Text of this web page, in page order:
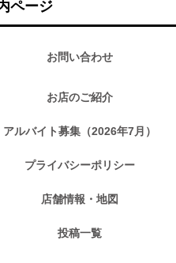
ページ
お問い合わせ
お店のご紹介
アルバイト募集（2026年7月）
プライバシーポリシー
店舗情報・地図
投稿一覧